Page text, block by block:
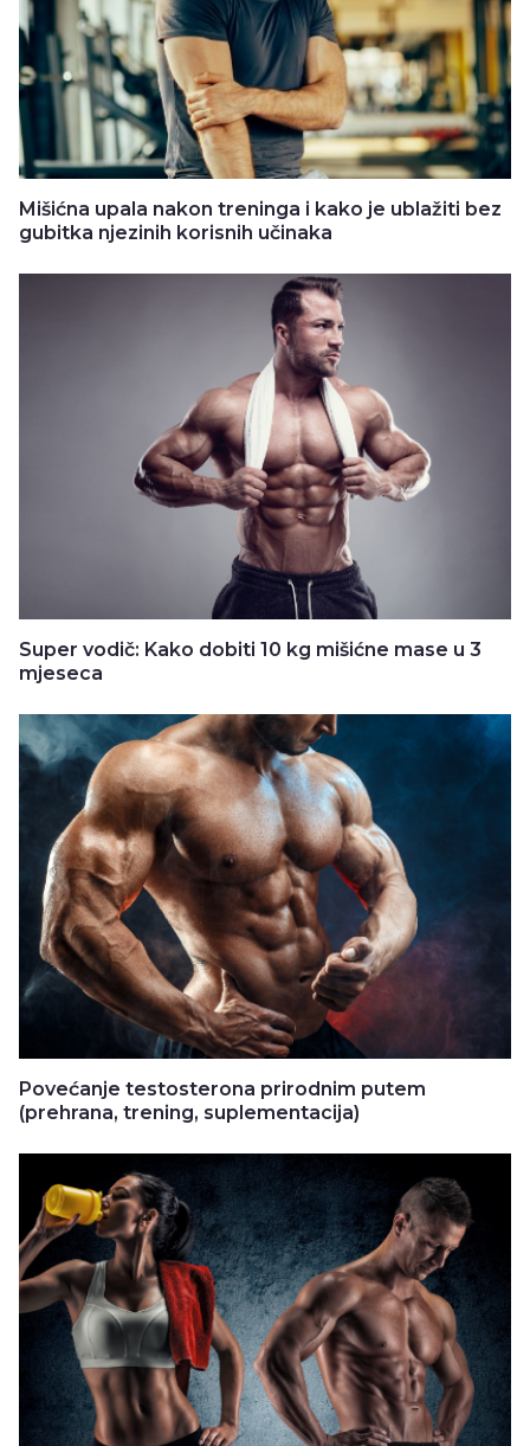
Mišićna upala nakon treninga i kako je ublažiti bez
gubitka njezinih korisnih učinaka
Super vodič: Kako dobiti 10 kg mišićne mase u 3
mjeseca
Povećanje testosterona prirodnim putem
(prehrana, trening, suplementacija)